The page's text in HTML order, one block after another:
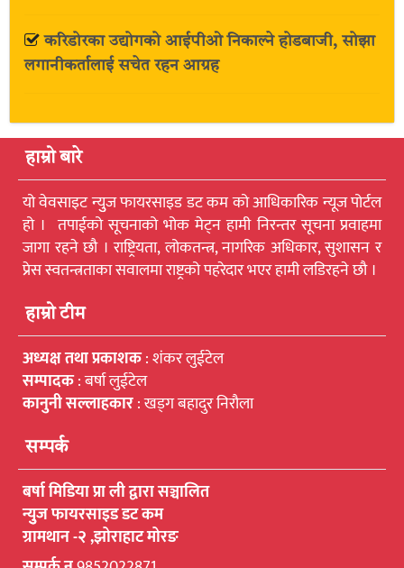
करिडोरका उद्योगको आईपीओ निकाल्ने होडबाजी, सोझा
लगानीकर्तालाई सचेत रहन आग्रह
हाम्रो बारे
यो वेवसाइट न्युुज फायरसाइड डट कम को आधिकारिक न्यूज पोर्टल
हो । तपाईको सूचनाको भोक मेट्न हामी निरन्तर सूचना प्रवाहमा
जागा रहने छौ । राष्ट्रियता, लोकतन्त्र, नागरिक अधिकार, सुशासन र
प्रेस स्वतन्त्रताका सवालमा राष्ट्रको पहरेदार भएर हामी लडिरहने छौ ।
हाम्रो टीम
अध्यक्ष तथा प्रकाशक: शंकर लुईटेल
सम्पादक: बर्षा लुईटेल
कानुनी सल्लाहकार: खड्ग बहादुर निरौला
सम्पर्क
बर्षा मिडिया प्रा ली द्वारा सञ्चालित
न्युुज फायरसाइड डट कम
ग्रामथान -२ ,झोराहाट मोरङ